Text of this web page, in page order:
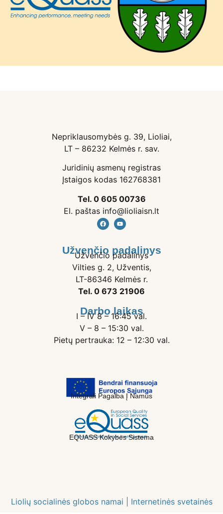
Nepriklausomybės g. 39, Lioliai,
LT – 86232 Kelmės r. sav.
Juridinių asmenų registras
Įstaigos kodas 162768381
Tel. 0 605 00736
El. paštas info@lioliaisn.lt
Užvenčio padalinys
Užvenčio padalinys
Vilties g. 2, Užventis,
LT-86346 Kelmės r.
Tel. 0 673 21906
Darbo laikas
I – IV 8 – 16:45 val.
V – 8 – 15:30 val.
Pietų pertrauka: 12 – 12:30 val.
Integrali Pagalba Į Namus
EQUASS Kokybės Sistema
Liolių socialinės globos namai | Internetinės svetainės